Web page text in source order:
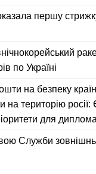
першу
по Україні
на безпеку
на територію росії:
для
Служби